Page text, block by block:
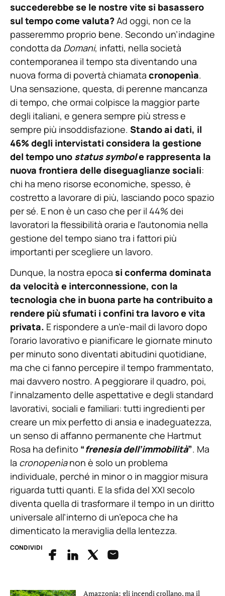
succederebbe se le nostre vite si basassero
sul tempo come valuta?Ad oggi, non ce la
passeremmo proprio bene. Secondo un’indagine
condotta da Domani, infatti, nella società
contemporanea il tempo sta diventando una
nuova forma di povertà chiamata cronopenìa.
Una sensazione, questa, di perenne mancanza
di tempo, che ormai colpisce la maggior parte
degli italiani, e genera sempre più stress e
sempre più insoddisfazione. Stando ai dati, il
46% degli intervistati considera la gestione
del tempo uno status symbole rappresenta la
nuova frontiera delle diseguaglianze sociali:
chi ha meno risorse economiche, spesso, è
costretto a lavorare di più, lasciando poco spazio
per sé. E non è un caso che per il 44% dei
lavoratori la flessibilità oraria e l’autonomia nella
gestione del tempo siano tra i fattori più
importanti per scegliere un lavoro.
Dunque, la nostra epoca si conferma dominata
da velocità e interconnessione, con la
tecnologia che in buona parte ha contribuito a
rendere più sfumati i confini tra lavoro e vita
privata. E rispondere a un’e-mail di lavoro dopo
l’orario lavorativo e pianificare le giornate minuto
per minuto sono diventati abitudini quotidiane,
ma che ci fanno percepire il tempo frammentato,
mai davvero nostro. A peggiorare il quadro, poi,
l’innalzamento delle aspettative e degli standard
lavorativi, sociali e familiari: tutti ingredienti per
creare un mix perfetto di ansia e inadeguatezza,
un senso di affanno permanente che Hartmut
Rosa ha definito “frenesia dell’immobilità”. Ma
la cronopenìanon è solo un problema
individuale, perché in minor o in maggior misura
riguarda tutti quanti. E la sfida del XXI secolo
diventa quella di trasformare il tempo in un diritto
universale all’interno di un’epoca che ha
dimenticato la meraviglia della lentezza.
CONDIVIDI
Amazzonia: gli incendi crollano, ma il